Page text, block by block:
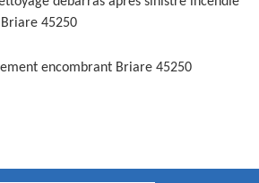
45250
encombrant Briare 45250